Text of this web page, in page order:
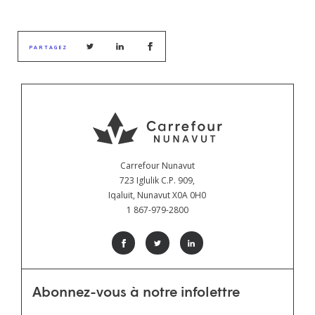
PARTAGEZ
Carrefour Nunavut
723 Iglulik C.P. 909,
Iqaluit, Nunavut X0A 0H0
1 867-979-2800
Abonnez-vous à notre infolettre